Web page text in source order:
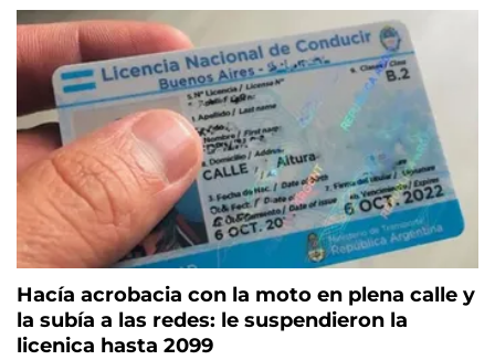
Hacía acrobacia con la moto en plena calle y
la subía a las redes: le suspendieron la
licenica hasta 2099